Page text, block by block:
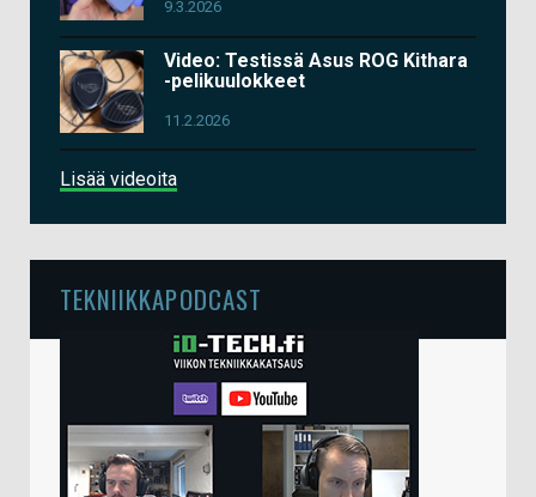
9.3.2026
Video: Testissä Asus ROG Kithara
-pelikuulokkeet
11.2.2026
Lisää videoita
TEKNIIKKAPODCAST